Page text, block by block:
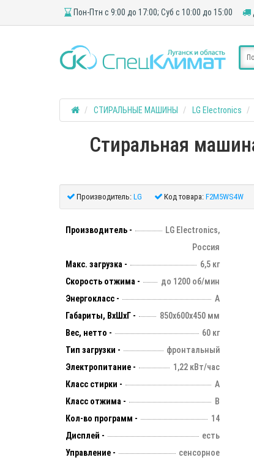
Пон-Птн с 9:00 до 17:00; Суб с 10:00 до 15:00
СТИРАЛЬНЫЕ МАШИНЫ LG Electronics
Стиральная
Производитель: LG Код товара: F2M5WS4W
Производитель -
LG Electronics,
Россия
Макс. загрузка -
6,5 кг
Скорость отжима -
до 1200 об/мин
Энергокласс -
А
Габариты, ВхШхГ -
850х600х450 мм
Вес, нетто -
60 кг
Тип загрузки -
фронтальный
Электропитание -
1,22 кВт/час
Класс стирки -
А
Класс отжима -
В
Кол-во программ -
14
Дисплей -
есть
Управление -
сенсорное